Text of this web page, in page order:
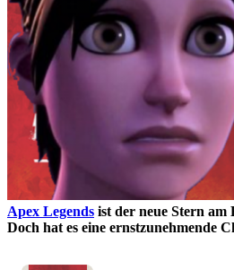
Apex Legends ist der neue Stern am
Doch hat es eine ernstzunehmende